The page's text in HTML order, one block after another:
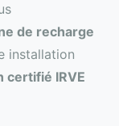
de recharge
installation
certifié IRVE